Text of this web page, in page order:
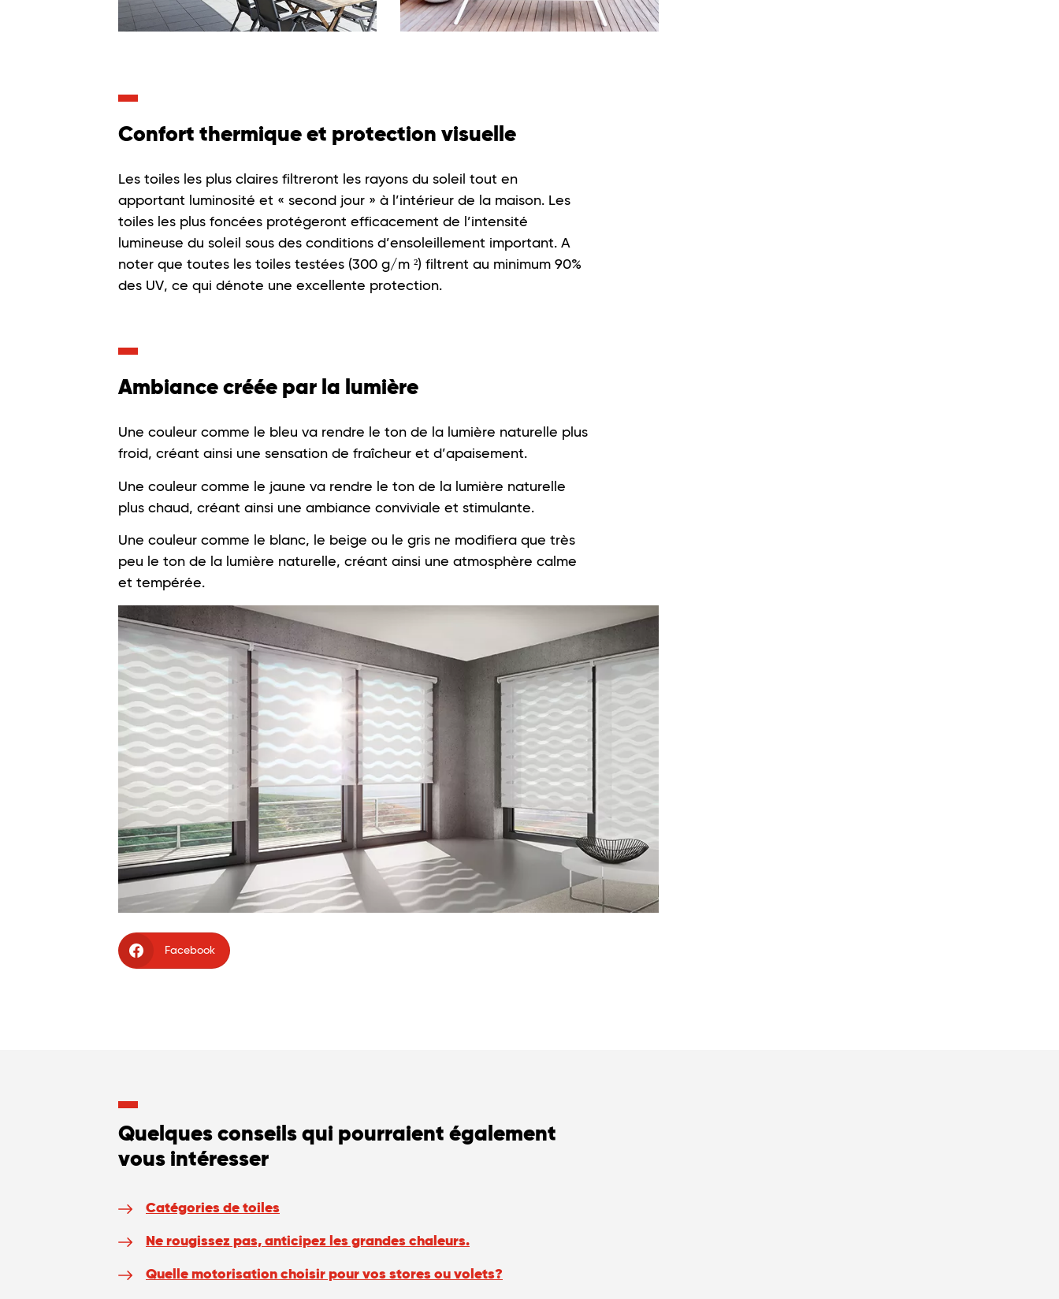
Confort thermique et protection visuelle
Les toiles les plus claires filtreront les rayons du soleil tout en
apportant luminosité et « second jour » à l’intérieur de la maison. Les
toiles les plus foncées protégeront efficacement de l’intensité
lumineuse du soleil sous des conditions d’ensoleillement important. A
noter que toutes les toiles testées (300 g/m ²) filtrent au minimum 90%
des UV, ce qui dénote une excellente protection.
Ambiance créée par la lumière
Une couleur comme le bleu va rendre le ton de la lumière naturelle plus
froid, créant ainsi une sensation de fraîcheur et d’apaisement.
Une couleur comme le jaune va rendre le ton de la lumière naturelle
plus chaud, créant ainsi une ambiance conviviale et stimulante.
Une couleur comme le blanc, le beige ou le gris ne modifiera que très
peu le ton de la lumière naturelle, créant ainsi une atmosphère calme
et tempérée.
Facebook
Quelques conseils qui pourraient également
vous intéresser
Catégories de toiles
Ne rougissez pas, anticipez les grandes chaleurs.
Quelle motorisation choisir pour vos stores ou volets?